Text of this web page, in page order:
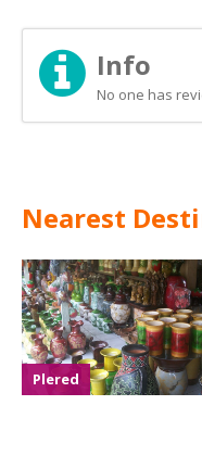
Info
No one has
Nearest
Plered